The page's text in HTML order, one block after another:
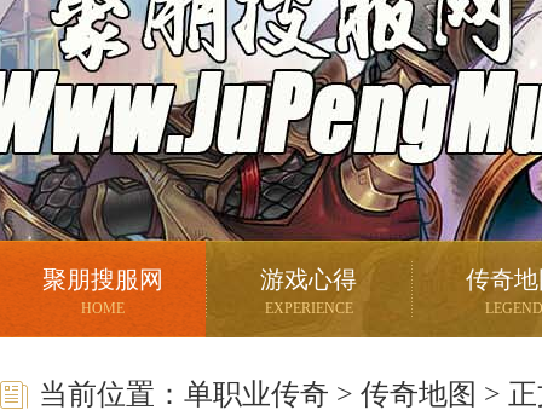
聚朋搜服网
HOME
游戏心得
EXPERIENCE
传奇
LEGEND
当前位置： 单职业传奇 > 传奇地图 >